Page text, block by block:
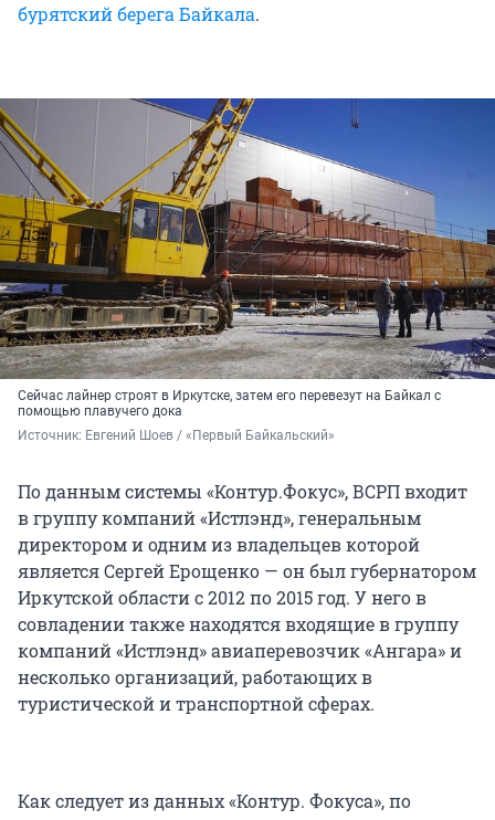
бурятский берега Байкала.
Сейчас лайнер строят в Иркутске, затем его перевезут на Байкал с
помощью плавучего дока
Источник: Евгений Шоев / «Первый Байкальский»
По данным системы «Контур.Фокус», ВСРП входит
в группу компаний «Истлэнд», генеральным
директором и одним из владельцев которой
является Сергей Ерощенко — он был губернатором
Иркутской области с 2012 по 2015 год. У него в
совладении также находятся входящие в группу
компаний «Истлэнд» авиаперевозчик «Ангара» и
несколько организаций, работающих в
туристической и транспортной сферах.
Как следует из данных «Контур. Фокуса», по